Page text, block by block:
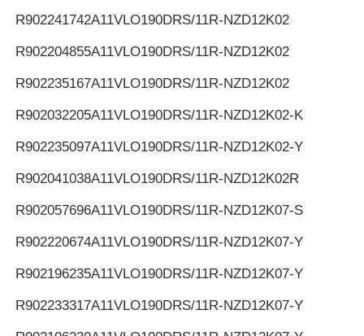
R902241742A11VLO190DRS/11R-NZD12K02
R902204855A11VLO190DRS/11R-NZD12K02
R902235167A11VLO190DRS/11R-NZD12K02
R902032205A11VLO190DRS/11R-NZD12K02-K
R902235097A11VLO190DRS/11R-NZD12K02-Y
R902041038A11VLO190DRS/11R-NZD12K02R
R902057696A11VLO190DRS/11R-NZD12K07-S
R902220674A11VLO190DRS/11R-NZD12K07-Y
R902196235A11VLO190DRS/11R-NZD12K07-Y
R902233317A11VLO190DRS/11R-NZD12K07-Y